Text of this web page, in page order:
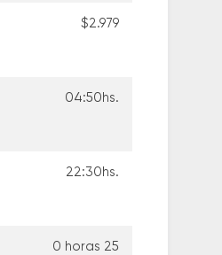
$2.979
04:50hs.
22:30hs.
0 horas 25